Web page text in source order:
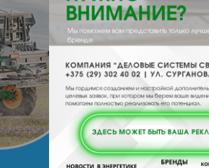
О компании
Отзывы